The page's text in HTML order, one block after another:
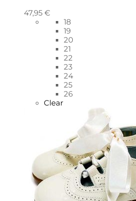
47,95 €
18
19
20
21
22
23
24
25
26
Clear